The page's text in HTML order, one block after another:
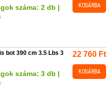
száma: 2 db |
KOSÁRBA
bot 390 cm 3.5 Lbs 3
száma: 3 db |
22 760 Ft
KOSÁRBA